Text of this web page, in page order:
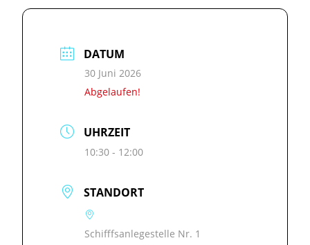
DATUM
30 Juni 2026
Abgelaufen!
UHRZEIT
10:30 - 12:00
STANDORT
Schifffsanlegestelle Nr. 1